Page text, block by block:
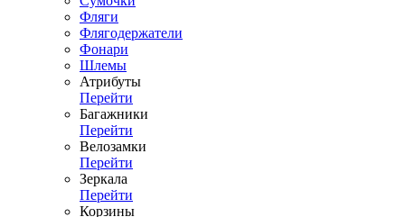
Фляги
Флягодержатели
Фонари
Шлемы
Атрибуты
Перейти
Багажники
Перейти
Велозамки
Перейти
Зеркала
Перейти
Корзины